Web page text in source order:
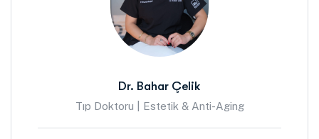
Dr. Bahar Çelik
Tıp Doktoru | Estetik & Anti-Aging